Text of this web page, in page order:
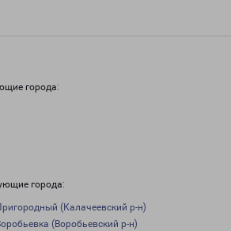
города:
города:
(Калачеевский р-н)
(Воробьевский р-н)